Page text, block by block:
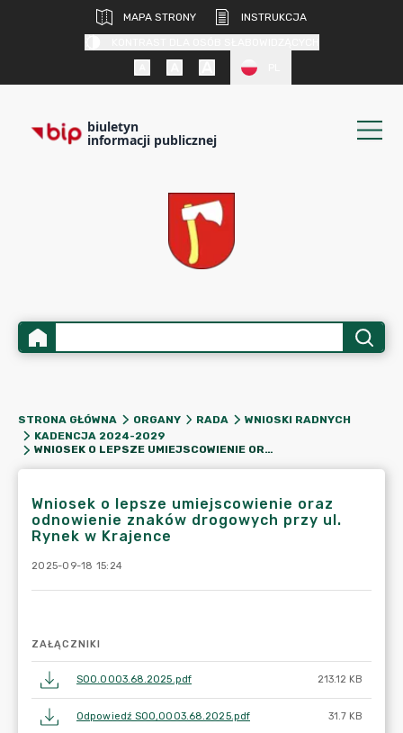
MAPA STRONY
INSTRUKCJA
biuletyn
informacji publicznej
STRONA GŁÓWNA ORGANY RADA
WNIOSKI RADNYCH
KADENCJA 2024-2029
WNIOSEK O LEPSZE UMIEJSCOWIENIE ORAZ ODNOWIENIE ZNAKÓW DROGOWYCH PRZY UL. RYNEK W KRAJENCE
Wniosek o lepsze umiejscowienie oraz
odnowienie znaków drogowych przy ul.
Rynek w Krajence
2025-09-18 15:24
ZAŁĄCZNIKI
SOO.0003.68.2025.pdf 213.12 KB
Odpowiedź SOO,0003.68.2025.pdf 31.7 KB